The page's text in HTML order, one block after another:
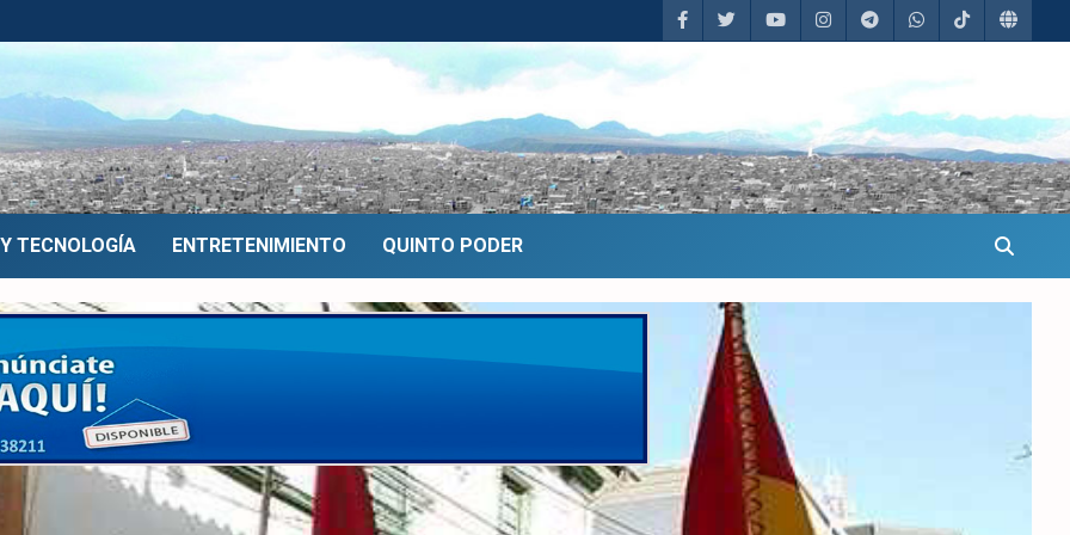
TECNOLOGÍA ENTRETENIMIENTO QUINTO PODER